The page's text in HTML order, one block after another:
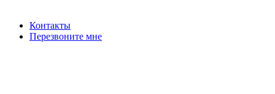
Контакты
Перезвоните мне